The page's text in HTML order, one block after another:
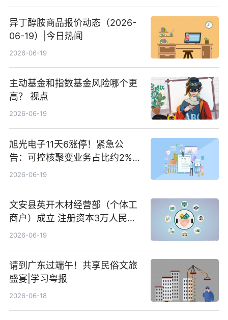
异丁醇胺商品报价动态（2026-
06-19）|今日热闻
2026-06-19
主动基金和指数基金风险哪个更
高？ 视点
2026-06-19
旭光电子11天6涨停！紧急公
告：可控核聚变业务占比约2%！
前沿热点
2026-06-19
文安县英开木材经营部（个体工
商户）成立 注册资本3万人民币
新要闻
2026-06-19
请到广东过端午！共享民俗文旅
盛宴|学习粤报
2026-06-18